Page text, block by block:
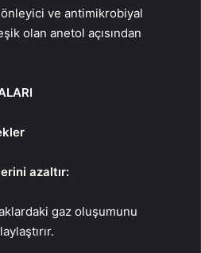
ve antimikrobiyal
olan anetol açısından
azaltır:
gaz oluşumunu